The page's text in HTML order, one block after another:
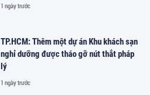
1 ngày trước
TP.HCM: Thêm một dự án Khu khách sạn
nghỉ dưỡng được tháo gỡ nút thắt pháp
lý
1 ngày trước